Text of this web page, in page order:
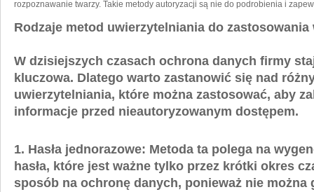
rozpoznawanie twarzy.⁤ Takie metody autoryzacji są nie do podrobienia i‍
Rodzaje metod uwierzytelniania do⁢ zastosowania‍
W dzisiejszych czasach ⁤ochrona danych firmy
kluczowa. ​Dlatego warto zastanowić się nad
uwierzytelniania, które‌ można zastosować, aby
informacje przed nieautoryzowanym dostępem.
1. Hasła jednorazowe: Metoda ta polega⁣ na
hasła,‍ które jest ważne⁢ tylko‌ przez krótki okres
sposób ⁢na ochronę danych, ponieważ nie⁣